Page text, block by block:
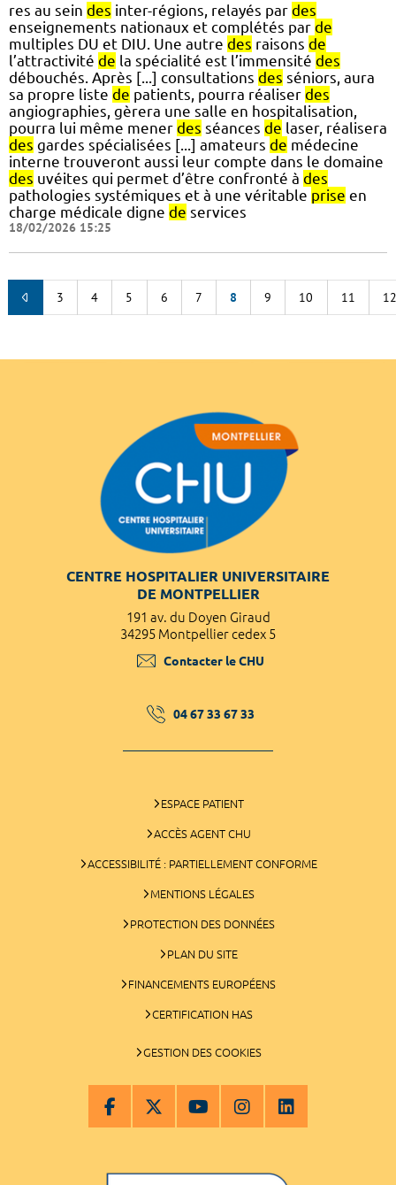
res au sein des inter-régions, relayés par des
enseignements nationaux et complétés par de
multiples DU et DIU. Une autre des raisons de
l’attractivité de la spécialité est l’immensité des
débouchés. Après [...] consultations des séniors, aura
sa propre liste de patients, pourra réaliser des
angiographies, gèrera une salle en hospitalisation,
pourra lui même mener des séances de laser, réalisera
des gardes spécialisées [...] amateurs de médecine
interne trouveront aussi leur compte dans le domaine
des uvéites qui permet d’être confronté à des
pathologies systémiques et à une véritable prise en
charge médicale digne de services
18/02/2026 15:25
3 4 5 6 7 8 9 10 11 12
CENTRE HOSPITALIER UNIVERSITAIRE
DE MONTPELLIER
191 av. du Doyen Giraud
34295 Montpellier cedex 5
Contacter le CHU
04 67 33 67 33
ESPACE PATIENT
ACCÈS AGENT CHU
ACCESSIBILITÉ : PARTIELLEMENT CONFORME
MENTIONS LÉGALES
PROTECTION DES DONNÉES
PLAN DU SITE
FINANCEMENTS EUROPÉENS
CERTIFICATION HAS
GESTION DES COOKIES